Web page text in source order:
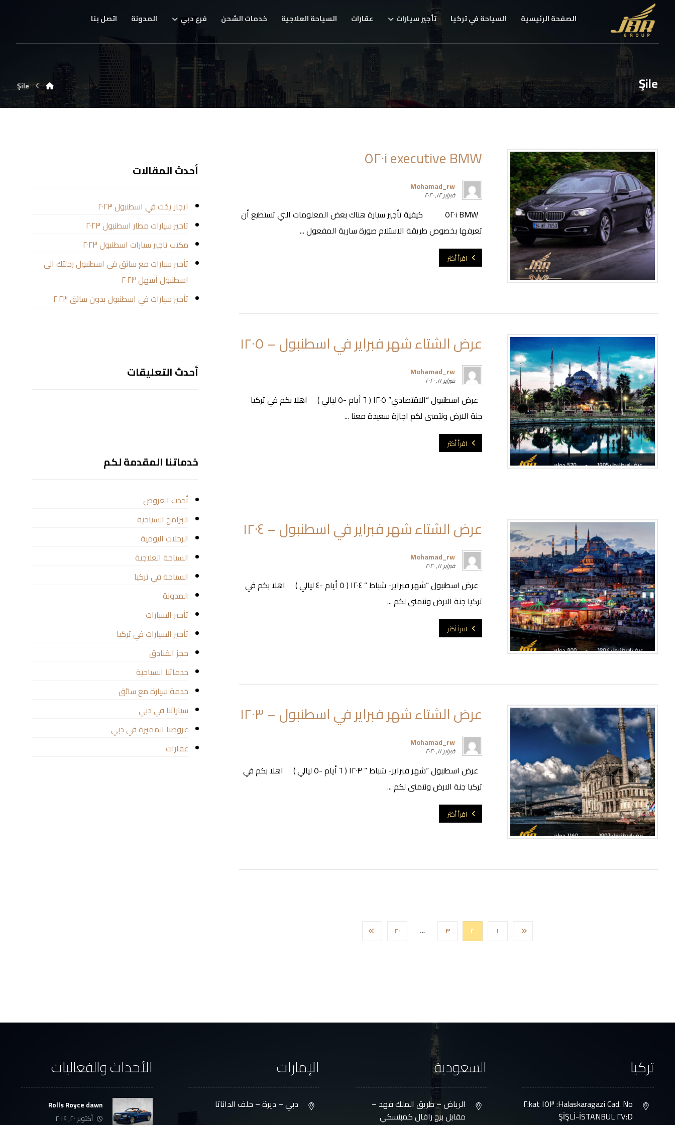
الصفحة الرئيسية السياحة في تركيا تأجير سيارات عقارات السياحة العلاجية خدمات الشحن فرع دبي المدونة اتصل بنا
Şile
Şile
BMW ٥٢٠i executive
Mohamad_rw
فبراير ١٢, ٢٠٢٠
BMW ٥٢٠i كيفية تأجير سيارة هناك بعض المعلومات التي تستطيع أن
تعرفها بخصوص طريقة الاستلام صورة سارية المفعول ...
اقرأ أكثر
عرض الشتاء شهر فبراير في اسطنبول – ١٢٠٥
Mohamad_rw
فبراير ١١, ٢٠٢٠
عرض اسطنبول “الاقتصادي” ١٢٠٥ ( ٦ أيام -٥ ليالي ) اهلا بكم في تركيا
جنة الارض ونتمنى لكم اجازة سعيدة معنا ...
اقرأ أكثر
عرض الشتاء شهر فبراير في اسطنبول – ١٢٠٤
Mohamad_rw
فبراير ١١, ٢٠٢٠
عرض اسطنبول “شهر فبراير- شباط ” ١٢٠٤ ( ٥ أيام -٤ ليالي ) اهلا بكم في
تركيا جنة الارض ونتمنى لكم ...
اقرأ أكثر
عرض الشتاء شهر فبراير في اسطنبول – ١٢٠٣
Mohamad_rw
فبراير ١١, ٢٠٢٠
عرض اسطنبول “شهر فبراير- شباط ” ١٢٠٣ ( ٦ أيام -٥ ليالي ) اهلا بكم في
تركيا جنة الارض ونتمنى لكم ...
اقرأ أكثر
١ ٢ ٣ … ٢٠
أحدث المقالات
ايجار يخت في اسطنبول ٢٠٢٣
تاجير سيارات مطار اسطنبول ٢٠٢٣
مكتب تاجير سيارات اسطنبول ٢٠٢٣
تأجير سيارات مع سائق في اسطنبول رحلتك الى
اسطنبول أسهل ٢٠٢٣
تأجير سيارات في اسطنبول بدون سائق ٢٠٢٣
أحدث التعليقات
خدماتنا المقدمة لكم
أحدث العروض
البرامج السياحية
الرحلات اليومية
السياحة العلاجية
السياحة في تركيا
المدونة
تأجير السيارات
تأجير السيارات في تركيا
حجز الفنادق
خدماتنا السياحية
خدمة سيارة مع سائق
سياراتنا في دبي
عروضنا المميزة في دبي
عقارات
تركيا
Halaskaragazi Cad. No: ١٥٣ kat:٢
D:٢٧ ŞİŞLİ-İSTANBUL
السعودية
الرياض – طريق الملك فهد –
مقابل برج رافال كمبنسكي
الإمارات
دبي – ديرة – خلف الداناتا
الأحداث والفعاليات
Rolls Royce dawn
أكتوبر ٢٠, ٢٠١٩